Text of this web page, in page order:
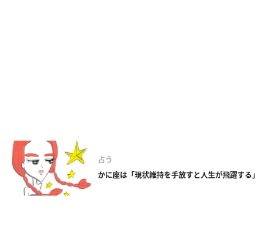
占う
かに座は「現状維持を手放すと人生が飛躍する」